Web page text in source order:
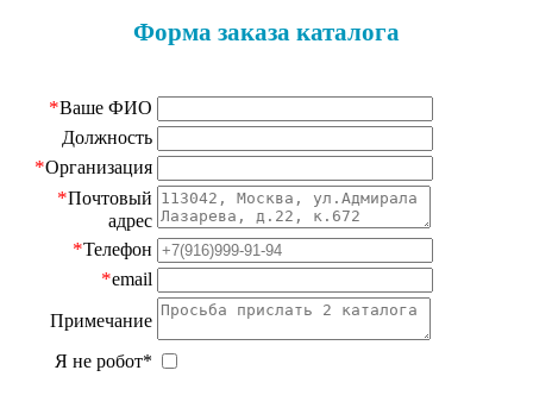
Форма заказа каталога
*Ваше ФИО
Должность
*Организация
*Почтовый
адрес
*Телефон
*email
Примечание
Я не робот*